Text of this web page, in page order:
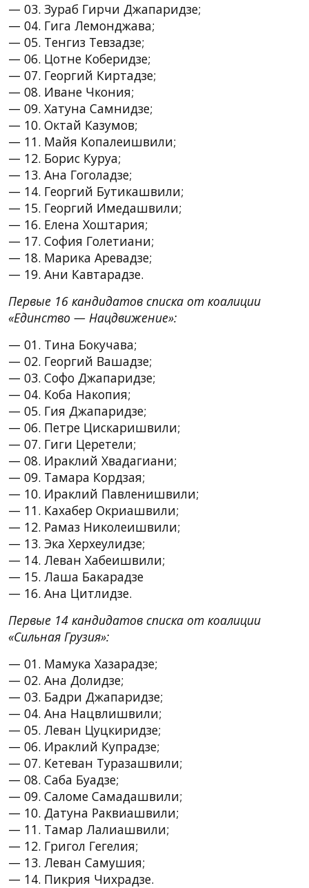
— 03. Зураб Гирчи Джапаридзе;
— 04. Гига Лемонджава;
— 05. Тенгиз Тевзадзе;
— 06. Цотне Коберидзе;
— 07. Георгий Киртадзе;
— 08. Иване Чкония;
— 09. Хатуна Самнидзе;
— 10. Октай Казумов;
— 11. Майя Копалеишвили;
— 12. Борис Куруа;
— 13. Ана Гоголадзе;
— 14. Георгий Бутикашвили;
— 15. Георгий Имедашвили;
— 16. Елена Хоштария;
— 17. София Голетиани;
— 18. Марика Аревадзе;
— 19. Ани Кавтарадзе.
Первые 16 кандидатов списка от коалиции
«Единство — Нацдвижение»:
— 01. Тина Бокучава;
— 02. Георгий Вашадзе;
— 03. Софо Джапаридзе;
— 04. Коба Накопия;
— 05. Гия Джапаридзе;
— 06. Петре Цискаришвили;
— 07. Гиги Церетели;
— 08. Ираклий Хвадагиани;
— 09. Тамара Кордзая;
— 10. Ираклий Павленишвили;
— 11. Кахабер Окриашвили;
— 12. Рамаз Николеишвили;
— 13. Эка Херхеулидзе;
— 14. Леван Хабеишвили;
— 15. Лаша Бакарадзе
— 16. Ана Цитлидзе.
Первые 14 кандидатов списка от коалиции
«Сильная Грузия»:
— 01. Мамука Хазарадзе;
— 02. Ана Долидзе;
— 03. Бадри Джапаридзе;
— 04. Ана Нацвлишвили;
— 05. Леван Цуцкиридзе;
— 06. Ираклий Купрадзе;
— 07. Кетеван Туразашвили;
— 08. Саба Буадзе;
— 09. Саломе Самадашвили;
— 10. Датуна Раквиашвили;
— 11. Тамар Лалиашвили;
— 12. Григол Гегелия;
— 13. Леван Самушия;
— 14. Пикрия Чихрадзе.